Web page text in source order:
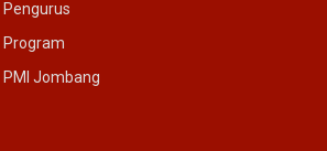
Pengurus
Program
PMI Jombang